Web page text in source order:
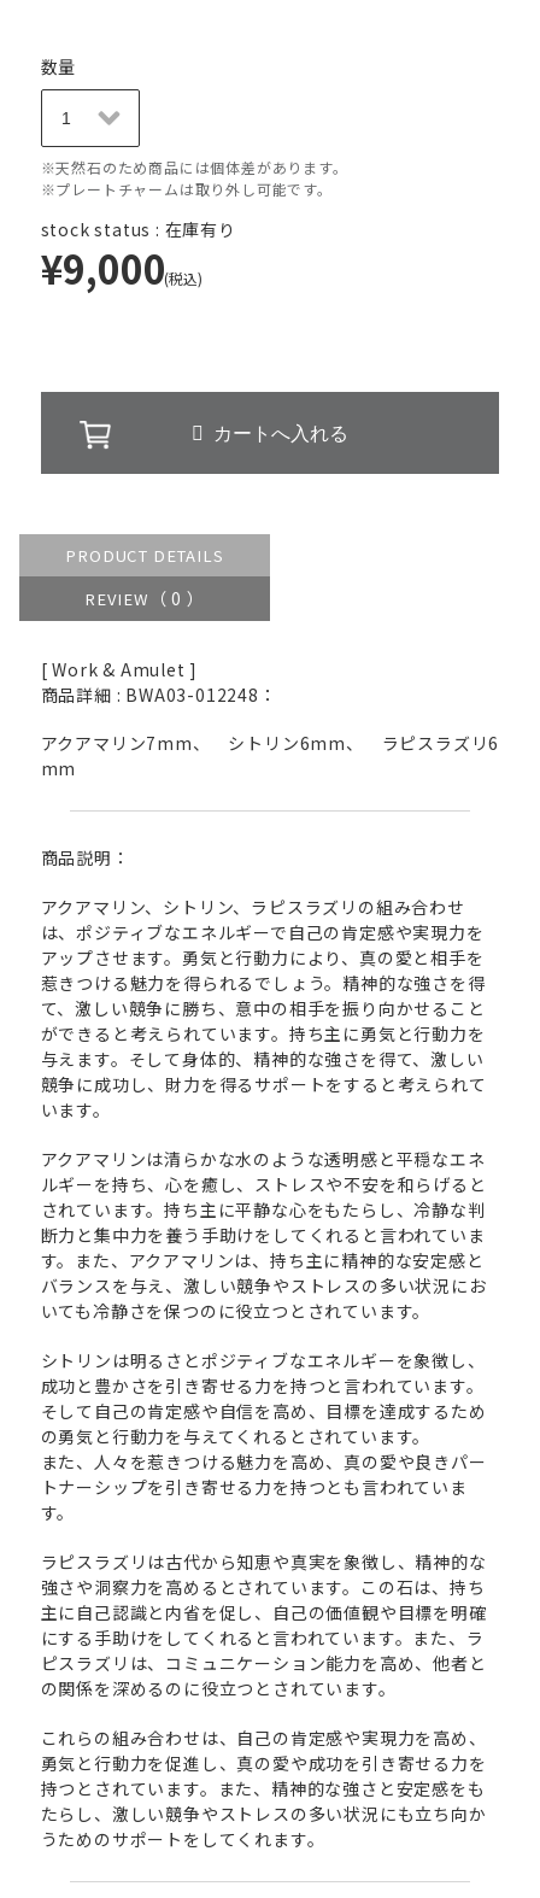
数量
※天然石のため商品には個体差があります。
※プレートチャームは取り外し可能です。
stock status : 在庫有り
¥9,000(税込)
PRODUCT DETAILS
REVIEW
（ 0 ）
[ Work & Amulet ]
商品詳細 : BWA03-012248：
アクアマリン7mm、 シトリン6mm、 ラピスラズリ6
mm
商品説明：
アクアマリン、シトリン、ラピスラズリの組み合わせ
は、ポジティブなエネルギーで自己の肯定感や実現力を
アップさせます。勇気と行動力により、真の愛と相手を
惹きつける魅力を得られるでしょう。精神的な強さを得
て、激しい競争に勝ち、意中の相手を振り向かせること
ができると考えられています。持ち主に勇気と行動力を
与えます。そして身体的、精神的な強さを得て、激しい
競争に成功し、財力を得るサポートをすると考えられて
います。
アクアマリンは清らかな水のような透明感と平穏なエネ
ルギーを持ち、心を癒し、ストレスや不安を和らげると
されています。持ち主に平静な心をもたらし、冷静な判
断力と集中力を養う手助けをしてくれると言われていま
す。また、アクアマリンは、持ち主に精神的な安定感と
バランスを与え、激しい競争やストレスの多い状況にお
いても冷静さを保つのに役立つとされています。
シトリンは明るさとポジティブなエネルギーを象徴し、
成功と豊かさを引き寄せる力を持つと言われています。
そして自己の肯定感や自信を高め、目標を達成するため
の勇気と行動力を与えてくれるとされています。
また、人々を惹きつける魅力を高め、真の愛や良きパー
トナーシップを引き寄せる力を持つとも言われていま
す。
ラピスラズリは古代から知恵や真実を象徴し、精神的な
強さや洞察力を高めるとされています。この石は、持ち
主に自己認識と内省を促し、自己の価値観や目標を明確
にする手助けをしてくれると言われています。また、ラ
ピスラズリは、コミュニケーション能力を高め、他者と
の関係を深めるのに役立つとされています。
これらの組み合わせは、自己の肯定感や実現力を高め、
勇気と行動力を促進し、真の愛や成功を引き寄せる力を
持つとされています。また、精神的な強さと安定感をも
たらし、激しい競争やストレスの多い状況にも立ち向か
うためのサポートをしてくれます。